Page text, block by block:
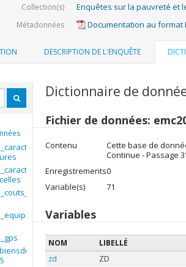
Collection(s) Enquêtes sur la pauvreté et
Métadonnées Documentation au format
DESCRIPTION DE L'ENQUÊTE
Dictionnaire de
Fichier de données:
Contenu
Cette base de
Continue - Passage
Enregistrements0
Variable(s)
71
Variables
NOM
LIBELLÉ
zd
ZD